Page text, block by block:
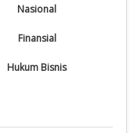
Nasional
Finansial
Hukum Bisnis